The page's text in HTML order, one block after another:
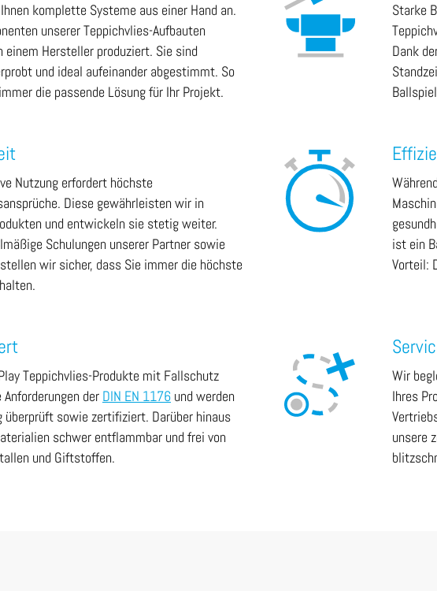
komplette Systeme aus einer Hand an.
unserer Teppichvlies-Aufbauten
einem Hersteller produziert. Sie sind
und ideal aufeinander abgestimmt. So
die passende Lösung für Ihr Projekt.
Starke
Dank
Nutzung erfordert höchste
Diese gewährleisten wir in
und entwickeln sie stetig weiter.
Schulungen unserer Partner sowie
wir sicher, dass Sie immer die höchste
ist ein
Vorteil:
Teppichvlies-Produkte mit Fallschutz
der DIN EN 1176 und werden
überprüft sowie zertifiziert. Darüber hinaus
schwer entflammbar und frei von
und Giftstoffen.
Wir
Ihres
unsere